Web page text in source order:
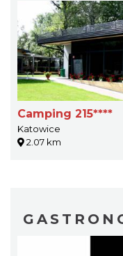
Camping 215****
Katowice
2.07 km